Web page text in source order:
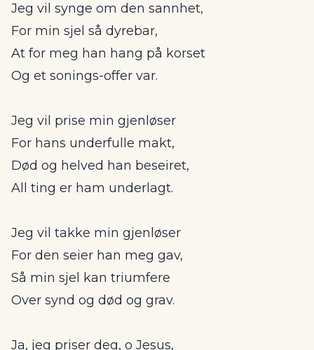
Jeg vil synge om den sannhet,
For min sjel så dyrebar,
At for meg han hang på korset
Og et sonings-offer var.
Jeg vil prise min gjenløser
For hans underfulle makt,
Død og helved han beseiret,
All ting er ham underlagt.
Jeg vil takke min gjenløser
For den seier han meg gav,
Så min sjel kan triumfere
Over synd og død og grav.
Ja, jeg priser deg, o Jesus,